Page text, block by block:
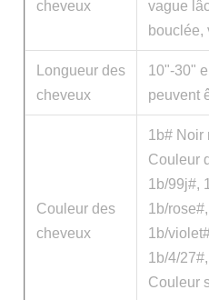
cheveux
vague
bouclée,
Longueur des
cheveux
10"-30"
peuvent
Couleur des
cheveux
1b# Noir
Couleur
1b/99j#,
1b/
1b/
1b/4/
Couleur